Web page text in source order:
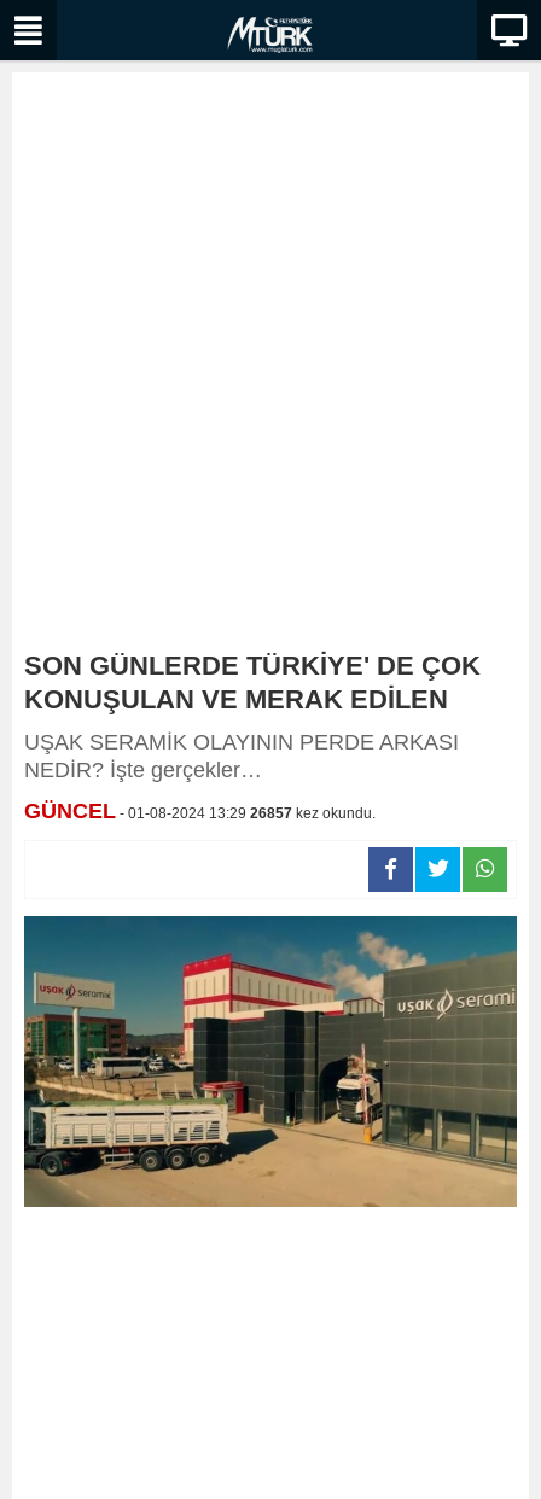
SON GÜNLERDE TÜRKİYE' DE ÇOK
KONUŞULAN VE MERAK EDİLEN
UŞAK SERAMİK OLAYININ PERDE ARKASI
NEDİR? İşte gerçekler…
GÜNCEL - 01-08-2024 13:29 26857 kez okundu.